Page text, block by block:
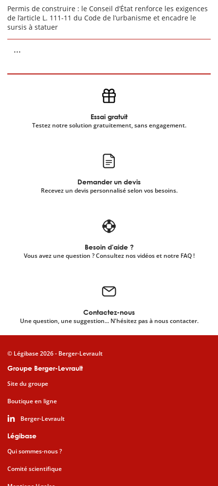
Permis de construire : le Conseil d’État renforce les exigences
de l’article L. 111-11 du Code de l’urbanisme et encadre le
sursis à statuer
...
Essai gratuit
Testez notre solution gratuitement, sans engagement.
Demander un devis
Recevez un devis personnalisé selon vos besoins.
Besoin d'aide ?
Vous avez une question ? Consultez nos vidéos et notre FAQ !
Contactez-nous
Une question, une suggestion... N'hésitez pas à nous contacter.
Groupe Berger-Levrault
Site du groupe
Boutique en ligne
Berger-Levrault
Légibase
Qui sommes-nous ?
Comité scientifique
© Légibase 2026 - Berger-Levrault